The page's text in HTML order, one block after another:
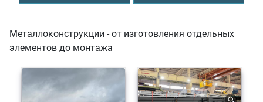
Металлоконструкции - от изготовления отдельных
элементов до монтажа